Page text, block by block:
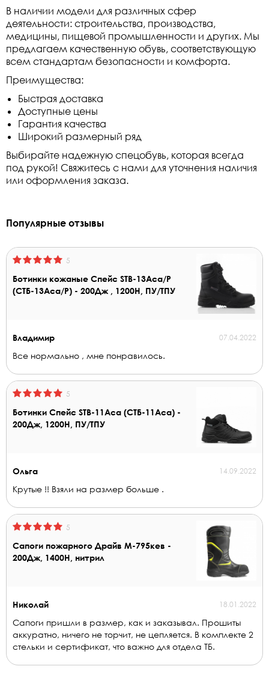
В наличии модели для различных сфер
деятельности: строительства, производства,
медицины, пищевой промышленности и других. Мы
предлагаем качественную обувь, соответствующую
всем стандартам безопасности и комфорта.
Преимущества:
Быстрая доставка
Доступные цены
Гарантия качества
Широкий размерный ряд
Выбирайте надежную спецобувь, которая всегда
под рукой! Свяжитесь с нами для уточнения наличия
или оформления заказа.
Популярные отзывы
5
Ботинки кожаные Спейс STB-13Aca/Р
(СТБ-13Аса/Р) - 200Дж , 1200Н, ПУ/ТПУ
Владимир 07.04.2022
Все нормально , мне понравилось.
5
Ботинки Спейс STB-11Аса (СТБ-11Аса) -
200Дж, 1200Н, ПУ/ТПУ
Ольга 14.09.2022
Крутые !! Взяли на размер больше .
5
Сапоги пожарного Драйв М-795кев -
200Дж, 1400Н, нитрил
Николай 18.01.2022
Сапоги пришли в размер, как и заказывал. Прошиты
аккуратно, ничего не торчит, не цепляется. В комплекте 2
стельки и сертификат, что важно для отдела ТБ.